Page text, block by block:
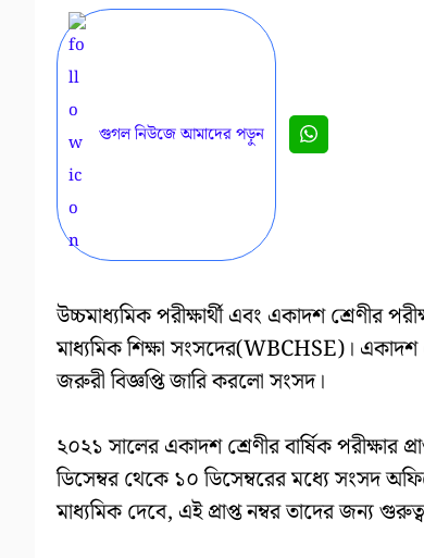
গুগল নিউজে আমাদের পড়ুন
উচ্চমাধ্যমিক পরীক্ষার্থী এবং একাদশ শ্রেণীর
মাধ্যমিক শিক্ষা সংসদের(WBCHSE)। একাদশ
জরুরী বিজ্ঞপ্তি জারি করলো সংসদ।
২০২১ সালের একাদশ শ্রেণীর বার্ষিক পরীক্ষার
ডিসেম্বর থেকে ১০ ডিসেম্বরের মধ্যে সংসদ
মাধ্যমিক দেবে, এই প্রাপ্ত নম্বর তাদের জন্য